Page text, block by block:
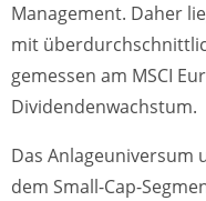
Management. Daher
mit
gemessen am MSCI
Dividendenwachstum.
Das Anlageuniversum
dem Small-Cap-